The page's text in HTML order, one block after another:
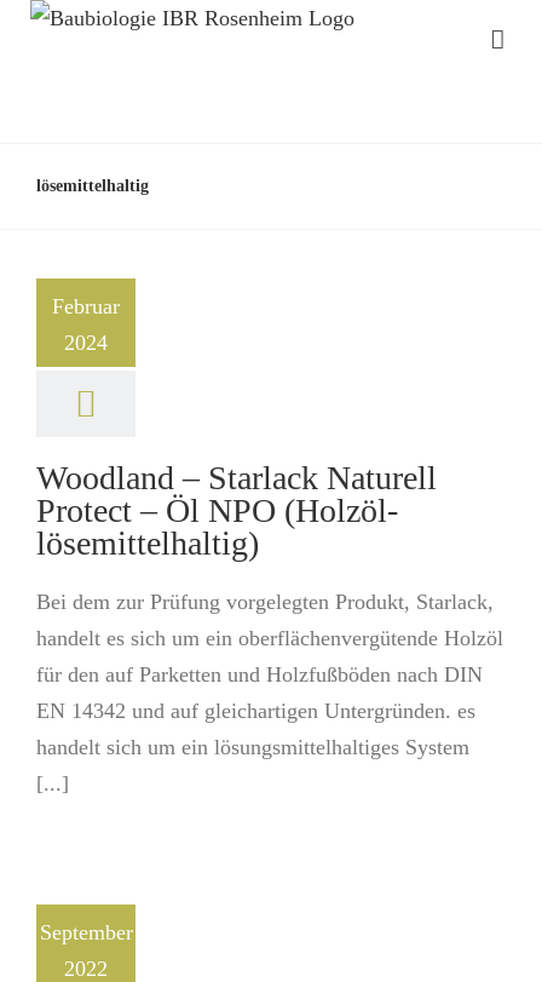
lösemittelhaltig
Februar
2024
Woodland – Starlack Naturell
Protect – Öl NPO (Holzöl-
lösemittelhaltig)
Bei dem zur Prüfung vorgelegten Produkt, Starlack,
handelt es sich um ein oberflächenvergütende Holzöl
für den auf Parketten und Holzfußböden nach DIN
EN 14342 und auf gleichartigen Untergründen. es
handelt sich um ein lösungsmittelhaltiges System
[...]
September
2022